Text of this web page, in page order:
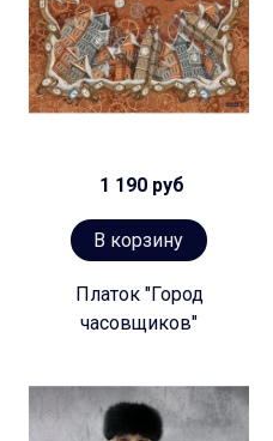
1 190 руб
В корзину
Платок "Город
часовщиков"